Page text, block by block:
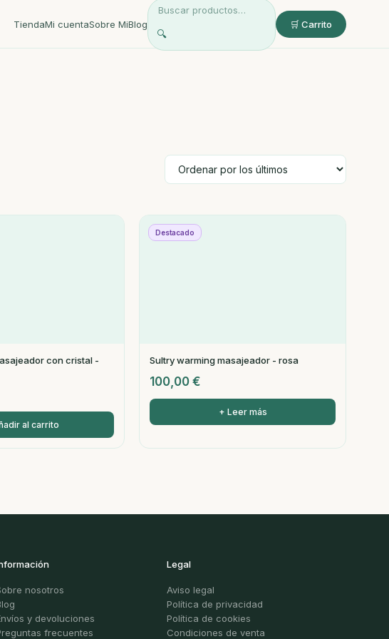
TiendaMi cuentaSobre MiBlog
🔍
🛒 Carrito
con cristal -
al carrito
Destacado
Sultry warming masajeador - rosa
100,00 €
+ Leer más
nosotros
y devoluciones
frecuentes
Legal
Aviso legal
Política de privacidad
Política de cookies
Condiciones de venta